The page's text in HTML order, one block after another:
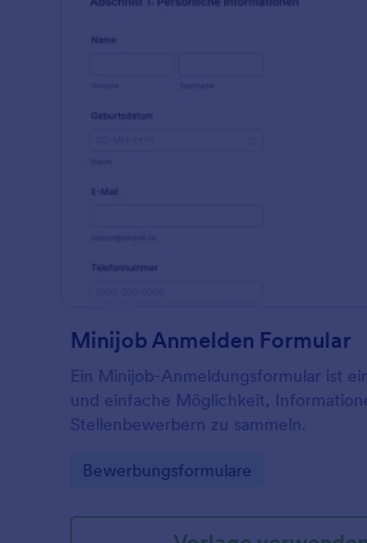
unterwegs einsehen und die erfassten
Mietformulare ganz einfach mit Ihrem
Programmierkenntnisse!
Minijob Anmelden Formular
Ein Minijob-Anmeldungsformular ist
und einfache Möglichkeit,
Stellenbewerbern zu sammeln.
Go to Category:
Bewerbungsformulare